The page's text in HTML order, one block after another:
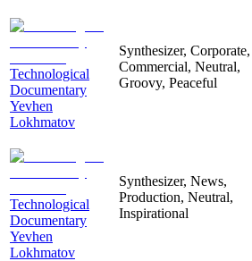
Technological
Documentary
Yevhen
Lokhmatov
Synthesizer, Corporate,
Commercial, Neutral,
Groovy, Peaceful
Technological
Documentary
Yevhen
Lokhmatov
Synthesizer, News,
Production, Neutral,
Inspirational